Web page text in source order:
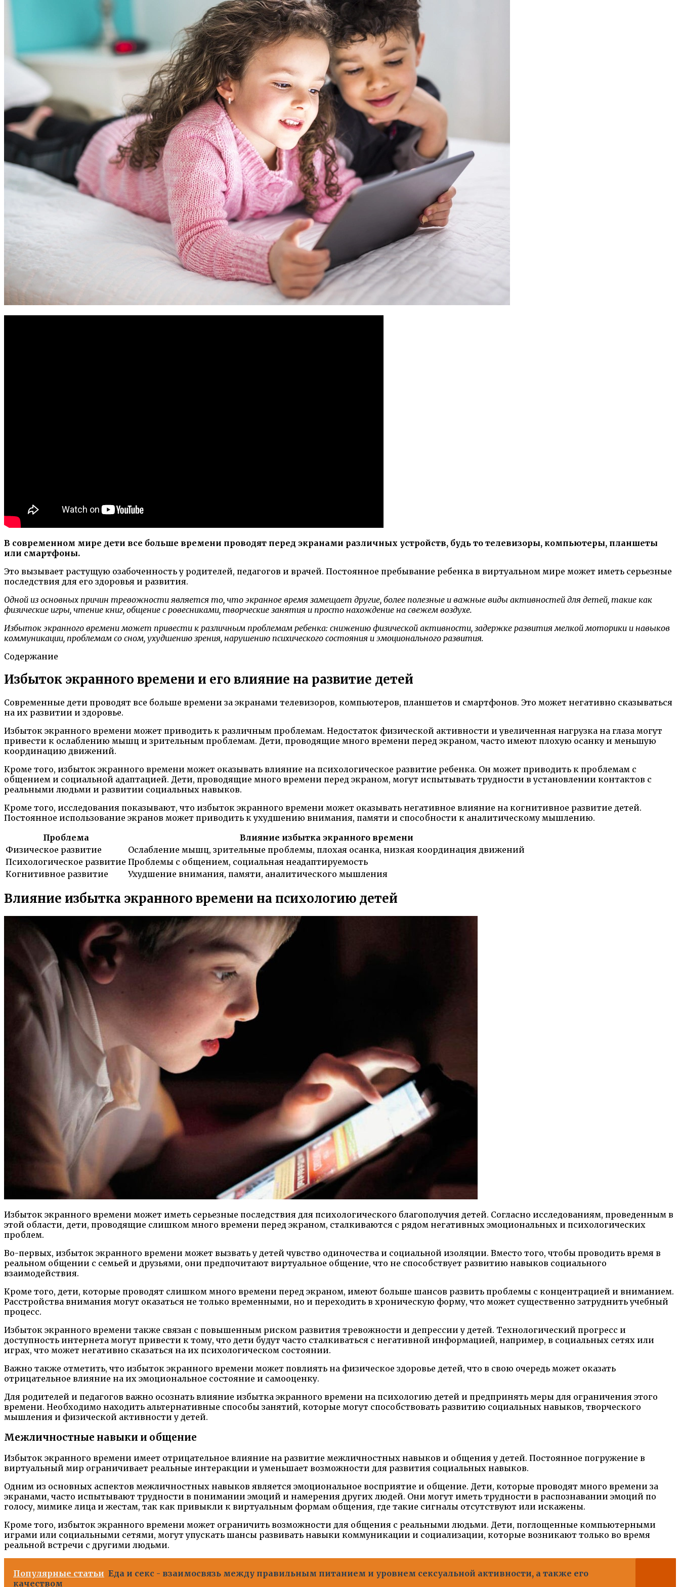
В современном мире дети все больше времени проводят перед экранами различных устройств, будь то телевизоры, компьютеры, планшеты
или смартфоны.
Это вызывает растущую озабоченность у родителей, педагогов и врачей. Постоянное пребывание ребенка в виртуальном мире может иметь серьезные
последствия для его здоровья и развития.
Одной из основных причин тревожности является то, что экранное время замещает другие, более полезные и важные виды активностей для детей, такие как
физические игры, чтение книг, общение с ровесниками, творческие занятия и просто нахождение на свежем воздухе.
Избыток экранного времени может привести к различным проблемам ребенка: снижению физической активности, задержке развития мелкой моторики и навыков
коммуникации, проблемам со сном, ухудшению зрения, нарушению психического состояния и эмоционального развития.
Содержание
Избыток экранного времени и его влияние на развитие детей
Современные дети проводят все больше времени за экранами телевизоров, компьютеров, планшетов и смартфонов. Это может негативно сказываться
на их развитии и здоровье.
Избыток экранного времени может приводить к различным проблемам. Недостаток физической активности и увеличенная нагрузка на глаза могут
привести к ослаблению мышц и зрительным проблемам. Дети, проводящие много времени перед экраном, часто имеют плохую осанку и меньшую
координацию движений.
Кроме того, избыток экранного времени может оказывать влияние на психологическое развитие ребенка. Он может приводить к проблемам с
общением и социальной адаптацией. Дети, проводящие много времени перед экраном, могут испытывать трудности в установлении контактов с
реальными людьми и развитии социальных навыков.
Кроме того, исследования показывают, что избыток экранного времени может оказывать негативное влияние на когнитивное развитие детей.
Постоянное использование экранов может приводить к ухудшению внимания, памяти и способности к аналитическому мышлению.
Проблема
Влияние избытка экранного времени
Физическое развитие
Ослабление мышц, зрительные проблемы, плохая осанка, низкая координация движений
Психологическое развитие Проблемы с общением, социальная неадаптируемость
Когнитивное развитие
Ухудшение внимания, памяти, аналитического мышления
Влияние избытка экранного времени на психологию детей
Избыток экранного времени может иметь серьезные последствия для психологического благополучия детей. Согласно исследованиям, проведенным в
этой области, дети, проводящие слишком много времени перед экраном, сталкиваются с рядом негативных эмоциональных и психологических
проблем.
Во-первых, избыток экранного времени может вызвать у детей чувство одиночества и социальной изоляции. Вместо того, чтобы проводить время в
реальном общении с семьей и друзьями, они предпочитают виртуальное общение, что не способствует развитию навыков социального
взаимодействия.
Кроме того, дети, которые проводят слишком много времени перед экраном, имеют больше шансов развить проблемы с концентрацией и вниманием.
Расстройства внимания могут оказаться не только временными, но и переходить в хроническую форму, что может существенно затруднить учебный
процесс.
Избыток экранного времени также связан с повышенным риском развития тревожности и депрессии у детей. Технологический прогресс и
доступность интернета могут привести к тому, что дети будут часто сталкиваться с негативной информацией, например, в социальных сетях или
играх, что может негативно сказаться на их психологическом состоянии.
Важно также отметить, что избыток экранного времени может повлиять на физическое здоровье детей, что в свою очередь может оказать
отрицательное влияние на их эмоциональное состояние и самооценку.
Для родителей и педагогов важно осознать влияние избытка экранного времени на психологию детей и предпринять меры для ограничения этого
времени. Необходимо находить альтернативные способы занятий, которые могут способствовать развитию социальных навыков, творческого
мышления и физической активности у детей.
Межличностные навыки и общение
Избыток экранного времени имеет отрицательное влияние на развитие межличностных навыков и общения у детей. Постоянное погружение в
виртуальный мир ограничивает реальные интеракции и уменьшает возможности для развития социальных навыков.
Одним из основных аспектов межличностных навыков является эмоциональное восприятие и общение. Дети, которые проводят много времени за
экранами, часто испытывают трудности в понимании эмоций и намерения других людей. Они могут иметь трудности в распознавании эмоций по
голосу, мимике лица и жестам, так как привыкли к виртуальным формам общения, где такие сигналы отсутствуют или искажены.
Кроме того, избыток экранного времени может ограничить возможности для общения с реальными людьми. Дети, поглощенные компьютерными
играми или социальными сетями, могут упускать шансы развивать навыки коммуникации и социализации, которые возникают только во время
реальной встречи с другими людьми.
Популярные статьи Еда и секс - взаимосвязь между правильным питанием и уровнем сексуальной активности, а также его
качеством